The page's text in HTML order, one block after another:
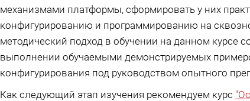
механизмами платформы, сформировать у них
конфигурированию и программированию на
методический подход в обучении на данном курсе
выполнении обучаемыми демонстрируемых
конфигурирования под руководством опытного
Как следующий этап изучения рекомендуем курс